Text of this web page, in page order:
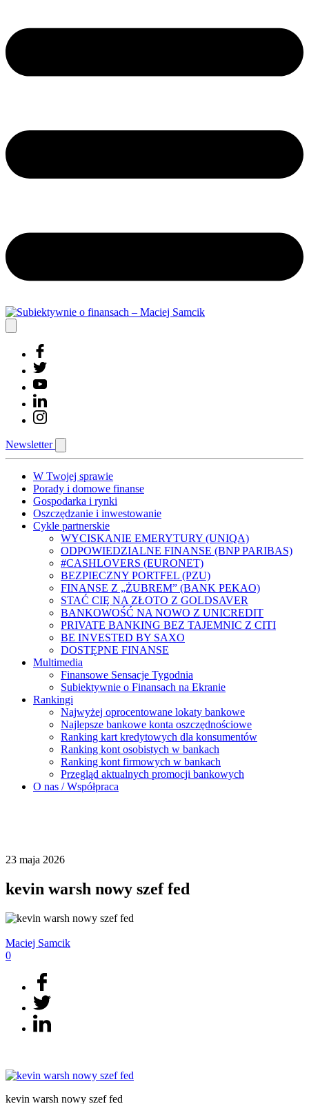
Newsletter
W Twojej sprawie
Porady i domowe finanse
Gospodarka i rynki
Oszczędzanie i inwestowanie
Cykle partnerskie
WYCISKANIE EMERYTURY (UNIQA)
ODPOWIEDZIALNE FINANSE (BNP PARIBAS)
#CASHLOVERS (EURONET)
BEZPIECZNY PORTFEL (PZU)
FINANSE Z „ŻUBREM” (BANK PEKAO)
STAĆ CIĘ NA ZŁOTO Z GOLDSAVER
BANKOWOŚĆ NA NOWO Z UNICREDIT
PRIVATE BANKING BEZ TAJEMNIC Z CITI
BE INVESTED BY SAXO
DOSTĘPNE FINANSE
Multimedia
Finansowe Sensacje Tygodnia
Subiektywnie o Finansach na Ekranie
Rankingi
Najwyżej oprocentowane lokaty bankowe
Najlepsze bankowe konta oszczędnościowe
Ranking kart kredytowych dla konsumentów
Ranking kont osobistych w bankach
Ranking kont firmowych w bankach
Przegląd aktualnych promocji bankowych
O nas / Współpraca
23 maja 2026
kevin warsh nowy szef fed
Maciej Samcik
0
kevin warsh nowy szef fed